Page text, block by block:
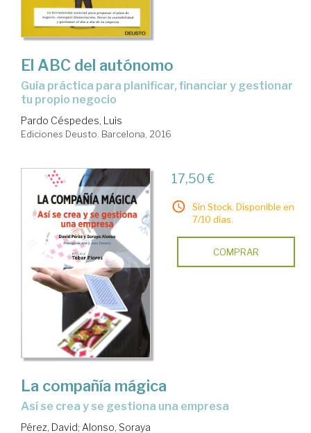
El ABC del autónomo
guía práctica para planificar, financiar y gestionar
tu propio negocio
Pardo Céspedes, Luis
Ediciones Deusto. Barcelona, 2016
17,50 €
Sin Stock. Disponible en
7/10 días.
COMPRAR
La compañía mágica
así se crea y se gestiona una empresa
Pérez, David; Alonso, Soraya